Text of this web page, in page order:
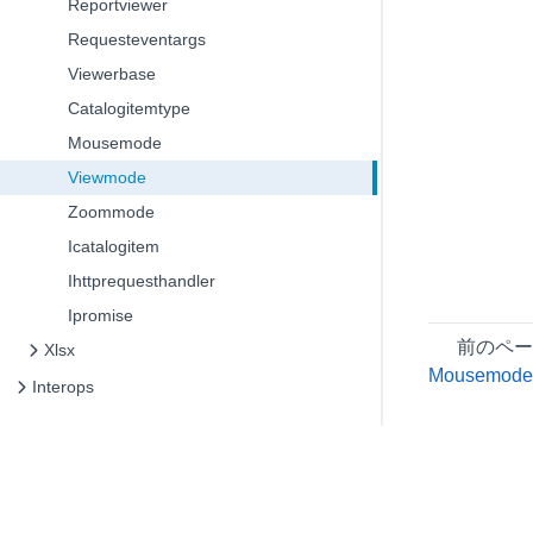
Reportviewer
Requesteventargs
Viewerbase
Catalogitemtype
Mousemode
Viewmode
Zoommode
Icatalogitem
Ihttprequesthandler
Ipromise
Xlsx
Interops
前のペ
Mousemode